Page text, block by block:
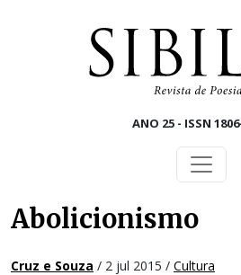
ANO 25 - ISSN
Abolicionismo
Cruz e Souza / 2 jul 2015 / Cultura